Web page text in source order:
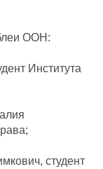
ООН:
Института
студент